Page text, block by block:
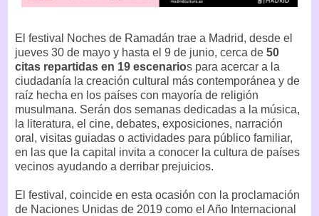
El festival Noches de Ramadán trae a Madrid, desde el
jueves 30 de mayo y hasta el 9 de junio, cerca de 50
citas repartidas en 19 escenarios para acercar a la
ciudadanía la creación cultural más contemporánea y de
raíz hecha en los países con mayoría de religión
musulmana. Serán dos semanas dedicadas a la música,
la literatura, el cine, debates, exposiciones, narración
oral, visitas guiadas o actividades para público familiar,
en las que la capital invita a conocer la cultura de países
vecinos ayudando a derribar prejuicios.
El festival, coincide en esta ocasión con la proclamación
de Naciones Unidas de 2019 como el Año Internacional